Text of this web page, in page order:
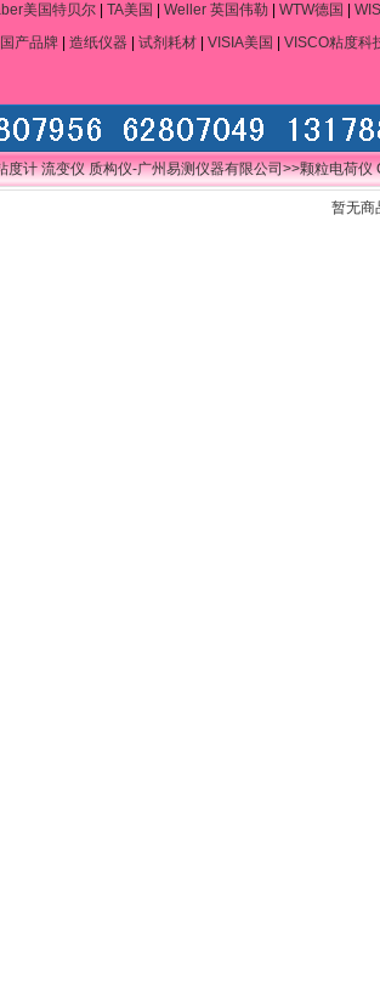
美国特贝尔 TA美国 Weller 英国伟勒 WTW德国
国产品牌 造纸仪器 试剂耗材 VISIA美国 VISCO粘度科
度计 流变仪 质构仪-广州易测仪器有限公司>>颗粒电荷仪
暂无商